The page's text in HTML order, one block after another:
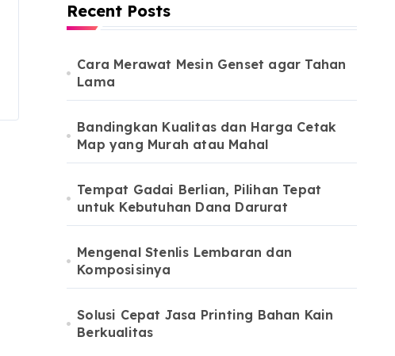
Recent Posts
Cara Merawat Mesin Genset agar Tahan
Lama
Bandingkan Kualitas dan Harga Cetak
Map yang Murah atau Mahal
Tempat Gadai Berlian, Pilihan Tepat
untuk Kebutuhan Dana Darurat
Mengenal Stenlis Lembaran dan
Komposisinya
Solusi Cepat Jasa Printing Bahan Kain
Berkualitas